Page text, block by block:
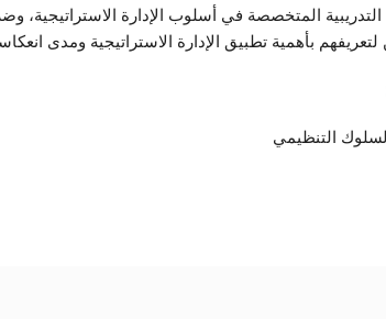
التدريبية المتخصصة في أسلوب الإدارة
بأهمية تطبيق الإدارة الاستراتيجية ومدى
السلوك التنظيمي